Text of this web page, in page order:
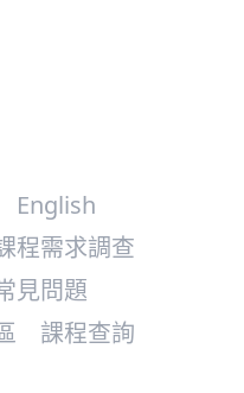
English
程需求調查
見問題
課程查詢